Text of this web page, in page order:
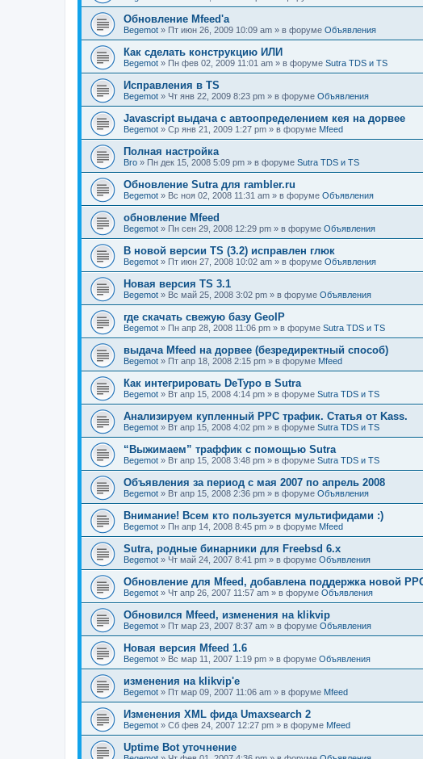
Обновление Mfeed'а
Begemot » Пт июн 26, 2009 10:09 am » в форуме Объявления
Как сделать конструкцию ИЛИ
Begemot » Пн фев 02, 2009 11:01 am » в форуме Sutra TDS и TS
Исправления в TS
Begemot » Чт янв 22, 2009 8:23 pm » в форуме Объявления
Javascript выдача с автоопределением кея на дорвее
Begemot » Ср янв 21, 2009 1:27 pm » в форуме Mfeed
Полная настройка
Bro » Пн дек 15, 2008 5:09 pm » в форуме Sutra TDS и TS
Обновление Sutra для rambler.ru
Begemot » Вс ноя 02, 2008 11:31 am » в форуме Объявления
обновление Mfeed
Begemot » Пн сен 29, 2008 12:29 pm » в форуме Объявления
В новой версии TS (3.2) исправлен глюк
Begemot » Пт июн 27, 2008 10:02 am » в форуме Объявления
Новая версия TS 3.1
Begemot » Вс май 25, 2008 3:02 pm » в форуме Объявления
где скачать свежую базу GeoIP
Begemot » Пн апр 28, 2008 11:06 pm » в форуме Sutra TDS и TS
выдача Mfeed на дорвее (безредиректный способ)
Begemot » Пт апр 18, 2008 2:15 pm » в форуме Mfeed
Как интегрировать DeTypo в Sutra
Begemot » Вт апр 15, 2008 4:14 pm » в форуме Sutra TDS и TS
Анализируем купленный PPC трафик. Статья от Kass.
Begemot » Вт апр 15, 2008 4:02 pm » в форуме Sutra TDS и TS
“Выжимаем” траффик с помощью Sutra
Begemot » Вт апр 15, 2008 3:48 pm » в форуме Sutra TDS и TS
Объявления за период с мая 2007 по апрель 2008
Begemot » Вт апр 15, 2008 2:36 pm » в форуме Объявления
Внимание! Всем кто пользуется мультифидами :)
Begemot » Пн апр 14, 2008 8:45 pm » в форуме Mfeed
Sutra, родные бинарники для Freebsd 6.x
Begemot » Чт май 24, 2007 8:41 pm » в форуме Объявления
Обновление для Mfeed, добавлена поддержка новой
Begemot » Чт апр 26, 2007 11:57 am » в форуме Объявления
Обновился Mfeed, изменения на klikvip
Begemot » Пт мар 23, 2007 8:37 am » в форуме Объявления
Новая версия Mfeed 1.6
Begemot » Вс мар 11, 2007 1:19 pm » в форуме Объявления
изменения на klikvip'е
Begemot » Пт мар 09, 2007 11:06 am » в форуме Mfeed
Изменения XML фида Umaxsearch 2
Begemot » Сб фев 24, 2007 12:27 pm » в форуме Mfeed
Uptime Bot уточнение